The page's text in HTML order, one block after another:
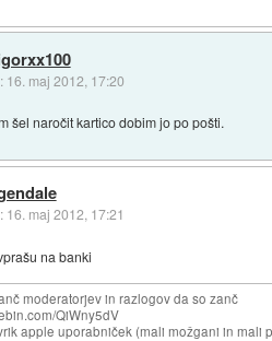
16. maj 2012, 17:20
šel naročit kartico dobim jo po pošti.
16. maj 2012, 17:21
na banki
moderatorjev in razlogov da so zanč
QiWny5dV
apple uporabniček (mali možgani in mali